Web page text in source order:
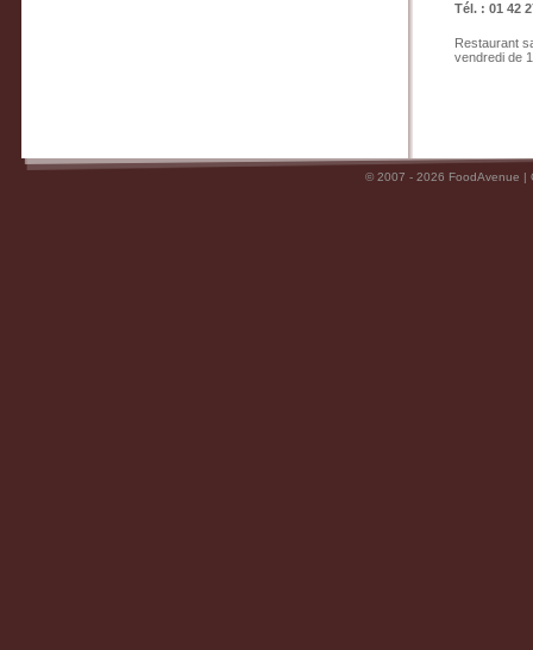
Tél. : 01 42
Restaurant
vendredi de
© 2007 - 2026 FoodAvenue |